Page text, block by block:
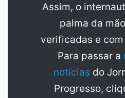
Assim, o
palma da
verificadas e
Para passar a
notícias do
Progresso,